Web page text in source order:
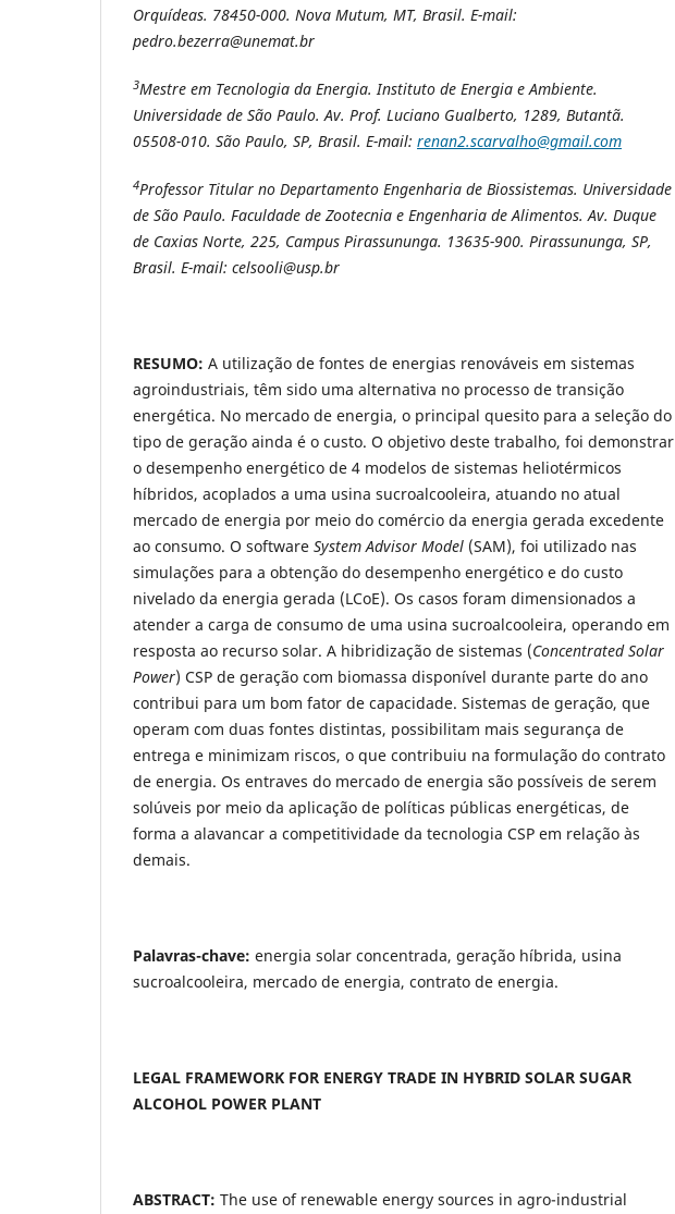
Orquídeas. 78450-000. Nova Mutum, MT, Brasil. E-mail:
pedro.bezerra@unemat.br
3Mestre em Tecnologia da Energia. Instituto de Energia e Ambiente.
Universidade de São Paulo. Av. Prof. Luciano Gualberto, 1289, Butantã.
05508-010. São Paulo, SP, Brasil. E-mail: renan2.scarvalho@gmail.com
4Professor Titular no Departamento Engenharia de Biossistemas. Universidade
de São Paulo. Faculdade de Zootecnia e Engenharia de Alimentos. Av. Duque
de Caxias Norte, 225, Campus Pirassununga. 13635-900. Pirassununga, SP,
Brasil. E-mail: celsooli@usp.br
RESUMO: A utilização de fontes de energias renováveis em sistemas
agroindustriais, têm sido uma alternativa no processo de transição
energética. No mercado de energia, o principal quesito para a seleção do
tipo de geração ainda é o custo. O objetivo deste trabalho, foi demonstrar
o desempenho energético de 4 modelos de sistemas heliotérmicos
híbridos, acoplados a uma usina sucroalcooleira, atuando no atual
mercado de energia por meio do comércio da energia gerada excedente
ao consumo. O software System Advisor Model (SAM), foi utilizado nas
simulações para a obtenção do desempenho energético e do custo
nivelado da energia gerada (LCoE). Os casos foram dimensionados a
atender a carga de consumo de uma usina sucroalcooleira, operando em
resposta ao recurso solar. A hibridização de sistemas (Concentrated Solar
Power) CSP de geração com biomassa disponível durante parte do ano
contribui para um bom fator de capacidade. Sistemas de geração, que
operam com duas fontes distintas, possibilitam mais segurança de
entrega e minimizam riscos, o que contribuiu na formulação do contrato
de energia. Os entraves do mercado de energia são possíveis de serem
solúveis por meio da aplicação de políticas públicas energéticas, de
forma a alavancar a competitividade da tecnologia CSP em relação às
demais.
Palavras-chave: energia solar concentrada, geração híbrida, usina
sucroalcooleira, mercado de energia, contrato de energia.
LEGAL FRAMEWORK FOR ENERGY TRADE IN HYBRID SOLAR SUGAR
ALCOHOL POWER PLANT
ABSTRACT: The use of renewable energy sources in agro-industrial